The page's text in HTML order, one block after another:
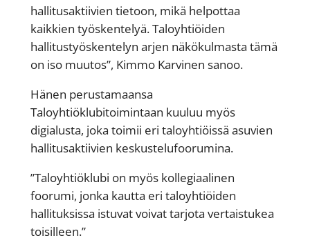
hallitusaktiivien tietoon, mikä helpottaa
kaikkien työskentelyä. Taloyhtiöiden
hallitustyöskentelyn arjen näkökulmasta tämä
on iso muutos”, Kimmo Karvinen sanoo.
Hänen perustamaansa
Taloyhtiöklubitoimintaan kuuluu myös
digialusta, joka toimii eri taloyhtiöissä asuvien
hallitusaktiivien keskustelufoorumina.
”Taloyhtiöklubi on myös kollegiaalinen
foorumi, jonka kautta eri taloyhtiöiden
hallituksissa istuvat voivat tarjota vertaistukea
toisilleen.”